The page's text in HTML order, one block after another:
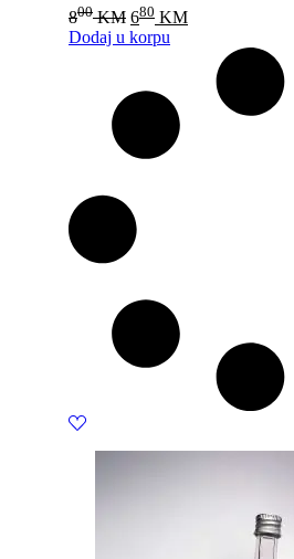
800 KM Original
price
was:
680 KMCurrent
price
680 KM.
Dodaj u korpu